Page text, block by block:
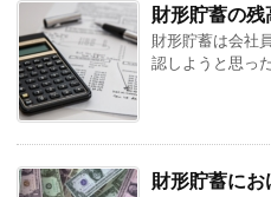
財形貯蓄の
財形貯蓄は会社
認しようと思っ
財形貯蓄に